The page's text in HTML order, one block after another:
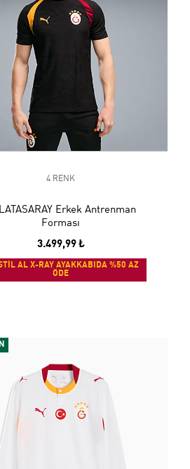
4 RENK
Erkek Antrenman
Forması
3.499,99 ₺
AL X-RAY AYAKKABIDA %50 AZ
ÖDE